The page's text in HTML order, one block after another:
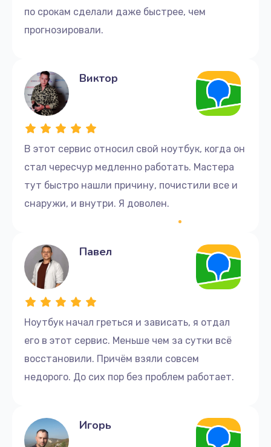
по срокам сделали даже быстрее, чем
прогнозировали.
В этот сервис относил свой ноутбук, когда он
стал чересчур медленно работать. Мастера
тут быстро нашли причину, почистили все и
снаружи, и внутри. Я доволен.
Виктор
Ноутбук начал греться и зависать, я отдал
его в этот сервис. Меньше чем за сутки всё
восстановили. Причём взяли совсем
недорого. До сих пор без проблем работает.
Павел
Игорь